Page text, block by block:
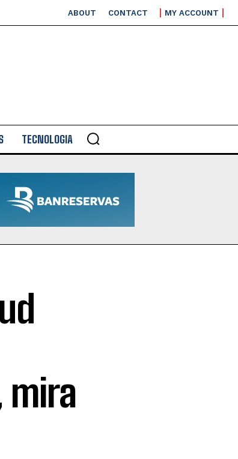
ABOUT CONTACT MY ACCOUNT
TECNOLOGIA
mira